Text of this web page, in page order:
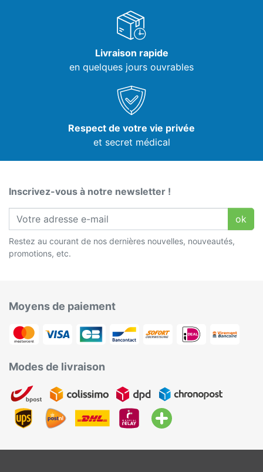
Livraison rapide
en quelques jours ouvrables
Respect de votre vie privée
et secret médical
Inscrivez-vous à notre newsletter !
ok
Restez au courant de nos dernières nouvelles, nouveautés,
promotions, etc.
Moyens de paiement
Modes de livraison